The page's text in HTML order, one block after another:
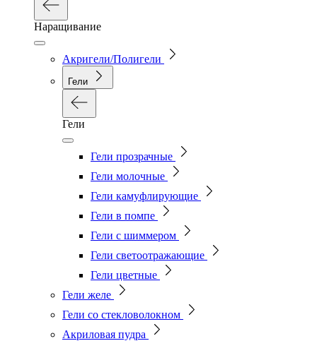
Наращивание
Акригели/Полигели
Гели
Гели
Гели прозрачные
Гели молочные
Гели камуфлирующие
Гели в помпе
Гели с шиммером
Гели светоотражающие
Гели цветные
Гели желе
Гели со стекловолокном
Акриловая пудра